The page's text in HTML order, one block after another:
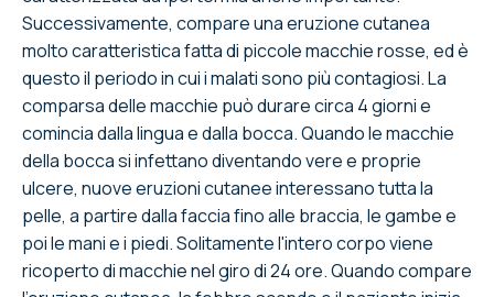
Successivamente, compare una eruzione cutanea
molto caratteristica fatta di piccole macchie rosse, ed è
questo il periodo in cui i malati sono più contagiosi. La
comparsa delle macchie può durare circa 4 giorni e
comincia dalla lingua e dalla bocca. Quando le macchie
della bocca si infettano diventando vere e proprie
ulcere, nuove eruzioni cutanee interessano tutta la
pelle, a partire dalla faccia fino alle braccia, le gambe e
poi le mani e i piedi. Solitamente l'intero corpo viene
ricoperto di macchie nel giro di 24 ore. Quando compare